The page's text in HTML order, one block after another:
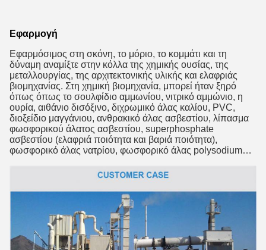
Εφαρμογή
Εφαρμόσιμος στη σκόνη, το μόριο, το κομμάτι και τη
δύναμη αναμίξτε στην κόλλα της χημικής ουσίας, της
μεταλλουργίας, της αρχιτεκτονικής υλικής και ελαφριάς
βιομηχανίας. Στη χημική βιομηχανία, μπορεί ήταν ξηρό
όπως όπως το σουλφίδιο αμμωνίου, νιτρικό αμμώνιο, η
ουρία, αιθάνιο δισόξινο, διχρωμικό άλας καλίου, PVC,
διοξείδιο μαγγάνιου, ανθρακικό άλας ασβεστίου, λίπασμα
φωσφορικού άλατος ασβεστίου, superphosphate
ασβεστίου (ελαφριά ποιότητα και βαριά ποιότητα),
φωσφορικό άλας νατρίου, φωσφορικό άλας polysodium…